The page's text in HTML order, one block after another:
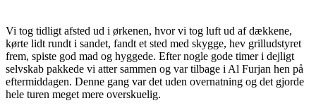
Vi tog tidligt afsted ud i ørkenen, hvor vi tog luft ud af dækkene,
kørte lidt rundt i sandet, fandt et sted med skygge, hev grilludstyret
frem, spiste god mad og hyggede. Efter nogle gode timer i dejligt
selvskab pakkede vi atter sammen og var tilbage i Al Furjan hen på
eftermiddagen. Denne gang var det uden overnatning og det gjorde
hele turen meget mere overskuelig.